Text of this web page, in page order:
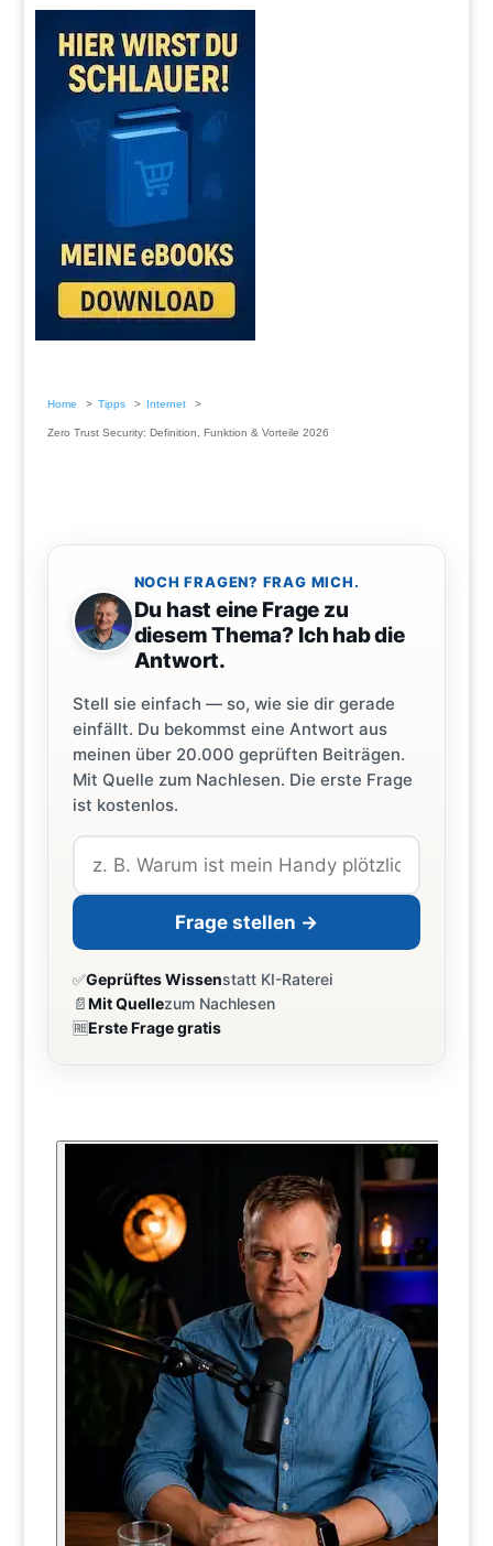
Home Tipps Internet
Zero Trust Security: Definition, Funktion & Vorteile 2026
NOCH FRAGEN? FRAG MICH.
Du hast eine Frage zu
diesem Thema? Ich hab die
Antwort.
Stell sie einfach — so, wie sie dir gerade
einfällt. Du bekommst eine Antwort aus
meinen über 20.000 geprüften Beiträgen.
Mit Quelle zum Nachlesen. Die erste Frage
ist kostenlos.
Frage stellen →
✅Geprüftes Wissenstatt KI-Raterei
📄Mit Quellezum Nachlesen
🆓Erste Frage gratis